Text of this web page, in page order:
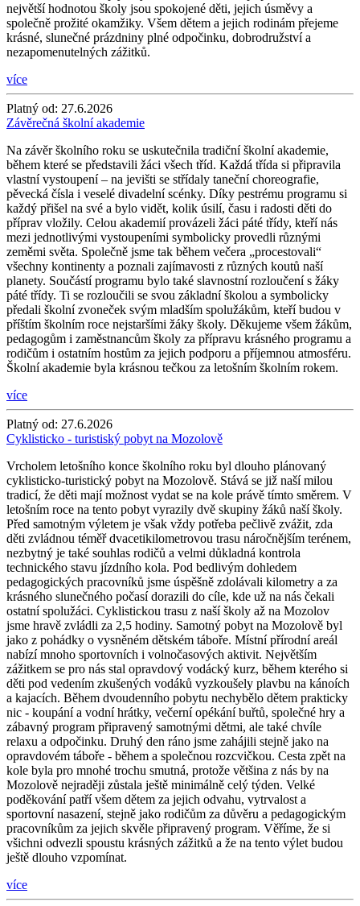
největší hodnotou školy jsou spokojené děti, jejich úsměvy a
společně prožité okamžiky. Všem dětem a jejich rodinám přejeme
krásné, slunečné prázdniny plné odpočinku, dobrodružství a
nezapomenutelných zážitků.
více
Platný od: 27.6.2026
Závěrečná školní akademie
Na závěr školního roku se uskutečnila tradiční školní akademie,
během které se představili žáci všech tříd. Každá třída si připravila
vlastní vystoupení – na jevišti se střídaly taneční choreografie,
pěvecká čísla i veselé divadelní scénky. Díky pestrému programu si
každý přišel na své a bylo vidět, kolik úsilí, času i radosti děti do
příprav vložily. Celou akademií provázeli žáci páté třídy, kteří nás
mezi jednotlivými vystoupeními symbolicky provedli různými
zeměmi světa. Společně jsme tak během večera „procestovali“
všechny kontinenty a poznali zajímavosti z různých koutů naší
planety. Součástí programu bylo také slavnostní rozloučení s žáky
páté třídy. Ti se rozloučili se svou základní školou a symbolicky
předali školní zvoneček svým mladším spolužákům, kteří budou v
příštím školním roce nejstaršími žáky školy. Děkujeme všem žákům,
pedagogům i zaměstnancům školy za přípravu krásného programu a
rodičům i ostatním hostům za jejich podporu a příjemnou atmosféru.
Školní akademie byla krásnou tečkou za letošním školním rokem.
více
Platný od: 27.6.2026
Cyklisticko - turistiský pobyt na Mozolově
Vrcholem letošního konce školního roku byl dlouho plánovaný
cyklisticko-turistický pobyt na Mozolově. Stává se již naší milou
tradicí, že děti mají možnost vydat se na kole právě tímto směrem. V
letošním roce na tento pobyt vyrazily dvě skupiny žáků naší školy.
Před samotným výletem je však vždy potřeba pečlivě zvážit, zda
děti zvládnou téměř dvacetikilometrovou trasu náročnějším terénem,
nezbytný je také souhlas rodičů a velmi důkladná kontrola
technického stavu jízdního kola. Pod bedlivým dohledem
pedagogických pracovníků jsme úspěšně zdolávali kilometry a za
krásného slunečného počasí dorazili do cíle, kde už na nás čekali
ostatní spolužáci. Cyklistickou trasu z naší školy až na Mozolov
jsme hravě zvládli za 2,5 hodiny. Samotný pobyt na Mozolově byl
jako z pohádky o vysněném dětském táboře. Místní přírodní areál
nabízí mnoho sportovních i volnočasových aktivit. Největším
zážitkem se pro nás stal opravdový vodácký kurz, během kterého si
děti pod vedením zkušených vodáků vyzkoušely plavbu na kánoích
a kajacích. Během dvoudenního pobytu nechybělo dětem prakticky
nic - koupání a vodní hrátky, večerní opékání buřtů, společné hry a
zábavný program připravený samotnými dětmi, ale také chvíle
relaxu a odpočinku. Druhý den ráno jsme zahájili stejně jako na
opravdovém táboře - během a společnou rozcvičkou. Cesta zpět na
kole byla pro mnohé trochu smutná, protože většina z nás by na
Mozolově nejraději zůstala ještě minimálně celý týden. Velké
poděkování patří všem dětem za jejich odvahu, vytrvalost a
sportovní nasazení, stejně jako rodičům za důvěru a pedagogickým
pracovníkům za jejich skvěle připravený program. Věříme, že si
všichni odvezli spoustu krásných zážitků a že na tento výlet budou
ještě dlouho vzpomínat.
více